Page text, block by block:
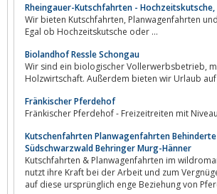
Rheingauer-Kutschfahrten -
Wir bieten Kutschfahrten, Planwagenfahrten und Hochzeitskutschen am Rhein im schönen Rheingau, Wiesbaden und Hessen.
Egal ob Hochzeitskutsche oder ...
Biolandhof Ressle Schongau
Wir sind ein biologischer Vollerwerbsbetrieb, mit Milchwirtschaft, Mutterkuhhaltung, Getreide- und Obstanbau und
Holzwirtschaft. Außerdem bieten wir Urlaub
Fränkischer Pferdehof
Fränkischer Pferdehof - Freizeitreiten mit
Kutschenfahrten Planwagenfahrten
Südschwarzwald Behringer Murg-Hänner
Kutschfahrten & Planwagenfahrten im
nutzt ihre Kraft bei der Arbeit und zum
auf diese ursprünglich enge Beziehung von